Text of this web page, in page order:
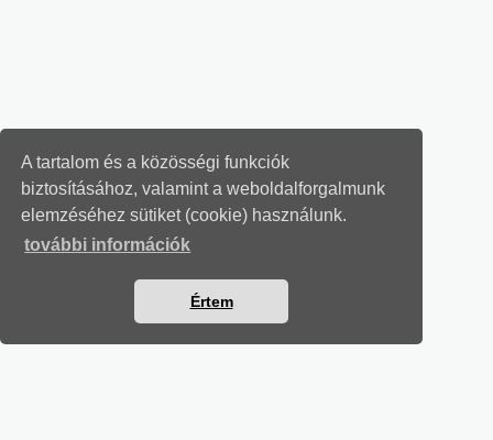
A tartalom és a közösségi funkciók
biztosításához, valamint a weboldalforgalmunk
elemzéséhez sütiket (cookie) használunk.
további információk
Értem